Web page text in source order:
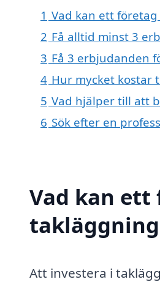
1 Vad kan ett
2 Få alltid minst 3
3 Få 3 erbjudanden
4 Hur mycket kostar
5 Vad hjälper till att
6 Sök efter en
Vad kan ett
Att investera i